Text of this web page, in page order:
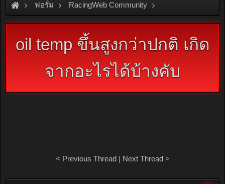
ฟอรั่ม RacingWeb Community
Racing Forum (Cars Forum)
oil temp ขึ้นสูงกว่าปกติ เกิด
จากอะไรได้บ้างคับ
< Previous Thread| Next Thread>